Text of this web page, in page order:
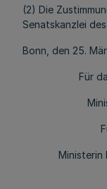
(2) Die
Senatskanzlei
Bonn, den 25.
Für
Ministerin